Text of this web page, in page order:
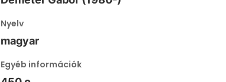
Nyelv
magyar
Egyéb információk